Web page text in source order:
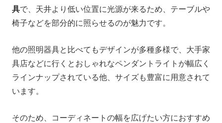
具で、天井より低い位置に光源が来るため、テーブルや
椅子などを部分的に照らせるのが魅力です。
他の照明器具と比べてもデザインが多種多様で、大手家
具店などに行くとおしゃれなペンダントライトが幅広く
ラインナップされている他、サイズも豊富に用意されて
います。
そのため、コーディネートの幅を広げたい方におすすめ